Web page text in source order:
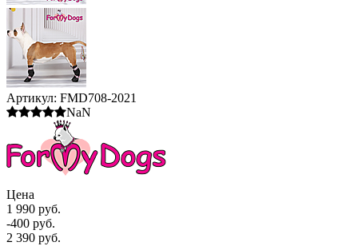
Артикул: FMD708-2021
NaN
Цена
1 990 руб.
-400 руб.
2 390 руб.